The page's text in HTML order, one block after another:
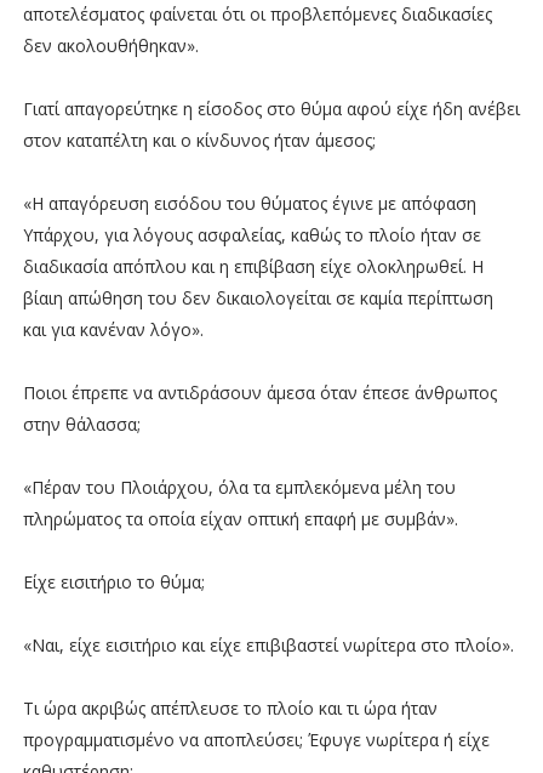
αποτελέσματος φαίνεται ότι οι προβλεπόμενες διαδικασίες
δεν ακολουθήθηκαν».
Γιατί απαγορεύτηκε η είσοδος στο θύμα αφού είχε ήδη ανέβει
στον καταπέλτη και ο κίνδυνος ήταν άμεσος;
«H απαγόρευση εισόδου του θύματος έγινε με απόφαση
Υπάρχου, για λόγους ασφαλείας, καθώς το πλοίο ήταν σε
διαδικασία απόπλου και η επιβίβαση είχε ολοκληρωθεί. Η
βίαιη απώθηση του δεν δικαιολογείται σε καμία περίπτωση
και για κανέναν λόγο».
Ποιοι έπρεπε να αντιδράσουν άμεσα όταν έπεσε άνθρωπος
στην θάλασσα;
«Πέραν του Πλοιάρχου, όλα τα εμπλεκόμενα μέλη του
πληρώματος τα οποία είχαν οπτική επαφή με συμβάν».
Είχε εισιτήριο το θύμα;
«Ναι, είχε εισιτήριο και είχε επιβιβαστεί νωρίτερα στο πλοίο».
Τι ώρα ακριβώς απέπλευσε το πλοίο και τι ώρα ήταν
προγραμματισμένο να αποπλεύσει; Έφυγε νωρίτερα ή είχε